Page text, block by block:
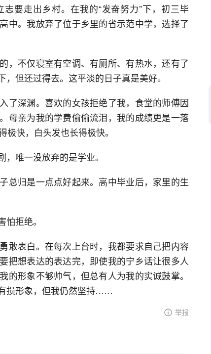
要走出乡村。在我的“发奋努力”下，初三毕
中。我放弃了位于乡里的省示范中学，选择了
，不仅寝室有空调、有厕所、有热水，还有了
但还过得去。这平淡的日子真是美好。
了深渊。喜欢的女孩拒绝了我，食堂的师傅因
母亲为我的学费偷偷流泪，我的成绩更是一落
快，白头发也长得极快。
唯一没放弃的是学业。
总归是一点点好起来。高中毕业后，家里的生
拒绝。
敢表白。在每次上台时，我都要求自己把内容
把想表达的表达完，即使我的宁乡话让很多人
的形象不够帅气，但总有人为我的实诚鼓掌。
损形象，但我仍然坚持……
举报